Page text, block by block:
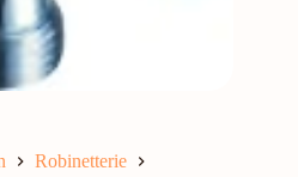
Robinetterie